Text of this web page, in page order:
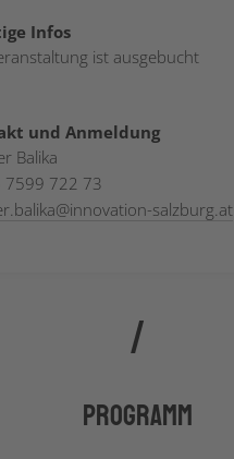
Infos
ist ausgebucht
und Anmeldung
Balika
7599 722 73
@innovation-salzburg.at
Programm